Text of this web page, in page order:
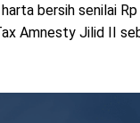
bersih senilai
Amnesty Jilid II